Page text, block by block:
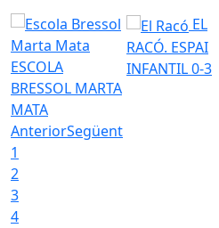
ESCOLA
BRESSOL MARTA
MATA
EL
RACÓ. ESPAI
INFANTIL 0-3
AnteriorSegüent
1
2
3
4